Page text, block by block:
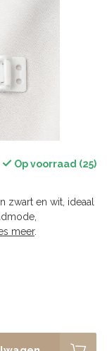
Op voorraad (25)
zwart en wit, ideaal
meer.